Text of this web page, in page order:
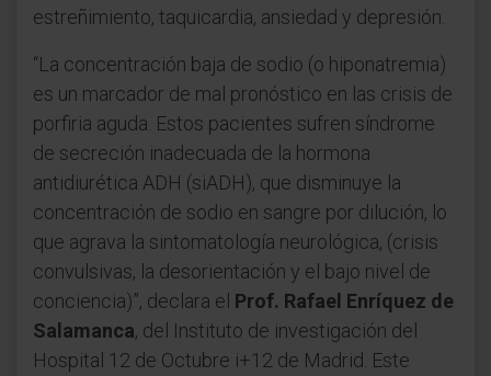
estreñimiento, taquicardia, ansiedad y depresión.
“La concentración baja de sodio (o hiponatremia)
es un marcador de mal pronóstico en las crisis de
porfiria aguda. Estos pacientes sufren síndrome
de secreción inadecuada de la hormona
antidiurética ADH (siADH), que disminuye la
concentración de sodio en sangre por dilución, lo
que agrava la sintomatología neurológica, (crisis
convulsivas, la desorientación y el bajo nivel de
conciencia)”, declara el Prof. Rafael Enríquez de
Salamanca, del Instituto de investigación del
Hospital 12 de Octubre i+12 de Madrid. Este